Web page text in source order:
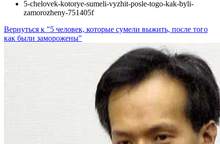
5-chelovek-kotorye-sumeli-vyzhit-posle-togo-kak-byli-
zamorozheny-751405f
Вернуться к "5 человек, которые сумели выжить, после того
как были заморожены"